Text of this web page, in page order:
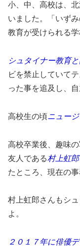
小、中、高校は、
いました。「いず
教育が受けられる学
シュタイナー教育
ビを禁止していて
った事を追及し、
高校生の頃ニュー
高校卒業後、趣味
友人である村上虹
たところ、現在の
村上虹郎さんもシ
よ。
２０１７年に俳優